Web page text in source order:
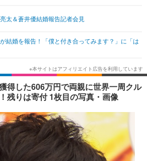
その他
韓国・芸能
スポーツ
その他
グルメ
ショッピング
法
太＆蒼井優結婚報告記者会見
結婚を報告！「僕と付き合ってみます？」に「は
得した606万円で両親に世界一周クル
残りは寄付 1枚目の写真・画像